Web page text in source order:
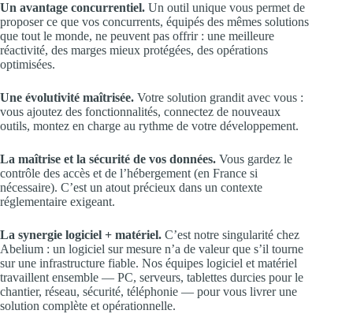
Un avantage concurrentiel. Un outil unique vous permet de
proposer ce que vos concurrents, équipés des mêmes solutions
que tout le monde, ne peuvent pas offrir : une meilleure
réactivité, des marges mieux protégées, des opérations
optimisées.
Une évolutivité maîtrisée. Votre solution grandit avec vous :
vous ajoutez des fonctionnalités, connectez de nouveaux
outils, montez en charge au rythme de votre développement.
La maîtrise et la sécurité de vos données. Vous gardez le
contrôle des accès et de l’hébergement (en France si
nécessaire). C’est un atout précieux dans un contexte
réglementaire exigeant.
La synergie logiciel + matériel. C’est notre singularité chez
Abelium : un logiciel sur mesure n’a de valeur que s’il tourne
sur une infrastructure fiable. Nos équipes logiciel et matériel
travaillent ensemble — PC, serveurs, tablettes durcies pour le
chantier, réseau, sécurité, téléphonie — pour vous livrer une
solution complète et opérationnelle.